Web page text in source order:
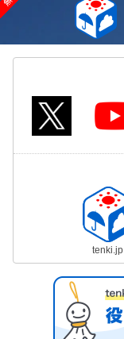
tenki.jp